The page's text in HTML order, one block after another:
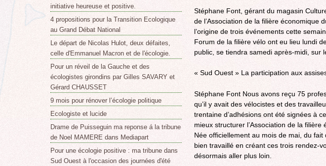
Stéphane Font, gérant du magasin
de l’Association de la filière économique
l’origine de trois événements cette
Forum de la filière vélo ont eu lieu lundi
public, se tiendra samedi après-midi, sur
« Sud Ouest » La participation aux
Stéphane Font Nous avons reçu 75
qu’il y avait des vélocistes et des
trentaine d’adhésions ont été signées à
mieux structurer l’Association de la
Née officiellement au mois de mai, du fait
bien travaillé en créant ces trois rendez-
désormais aller plus loin.
initiative heureuse et positive.
4 propositions pour la Transition Ecologique
au Grand Débat National
Le départ de Nicolas Hulot, deux défaites,
celle d'Emmanuel Macron et de l'écologie.
Pour un réveil de la Gauche et des
écologistes girondins par Gilles SAVARY et
Gérard CHAUSSET
9 mois pour rénover l’écologie politique
Ecologiste et lucide
Drame de Puisseguin ma reponse á la tribune
de Noel MAMERE dans Mediapart
Pour une écologie positive : ma tribune dans
Sud Ouest à l'occasion des journées d'été